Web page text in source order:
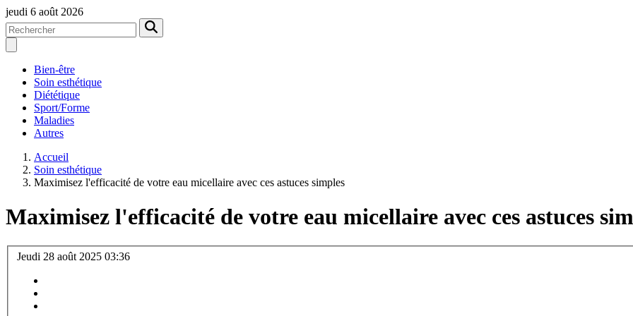
jeudi 6 août 2026
Bien-être
Soin esthétique
Diététique
Sport/Forme
Maladies
Autres
Accueil
Soin esthétique
Maximisez l'efficacité de votre eau micellaire avec ces astuces simples
Maximisez l'efficacité de votre eau micellaire avec ces astuces
Jeudi 28 août 2025 03:36